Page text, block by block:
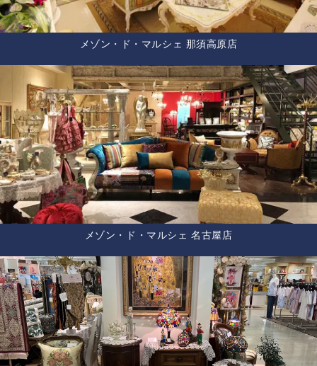
メゾン・ド・マルシェ 那須高原店
メゾン・ド・マルシェ 名古屋店